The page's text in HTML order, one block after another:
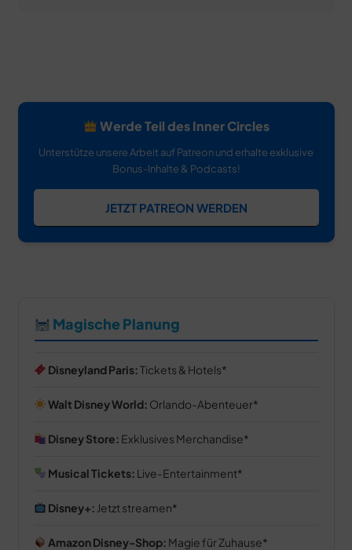
Werde Teil des Inner Circles
Unterstütze unsere Arbeit auf Patreon und erhalte exklusive
Bonus-Inhalte & Podcasts!
JETZT PATREON WERDEN
Magische Planung
Disneyland Paris:Tickets & Hotels
Walt Disney World: Orlando-Abenteuer
Disney Store: Exklusives Merchandise
Musical Tickets: Live-Entertainment
Disney+: Jetzt streamen
Amazon Disney-Shop: Magie für Zuhause